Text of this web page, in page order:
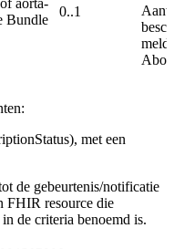
Bundle
0..1
met een
de gebeurtenis/notificatie
FHIR resource die
de criteria benoemd is.